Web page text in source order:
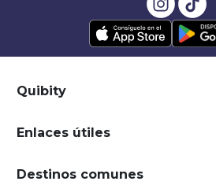
Quibity
Enlaces útiles
Destinos comunes